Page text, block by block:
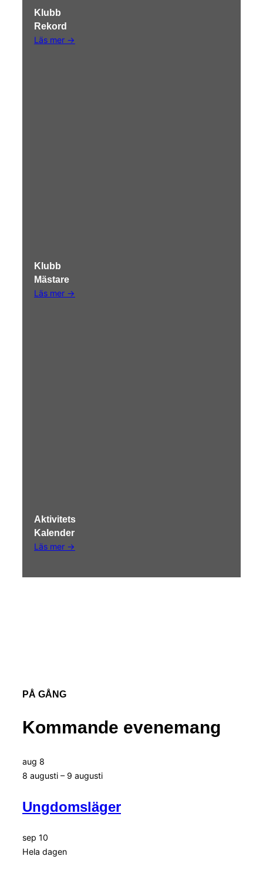
Klubb
Rekord
Läs mer →
Klubb
Mästare
Läs mer →
Aktivitets
Kalender
Läs mer →
PÅ GÅNG
Kommande evenemang
aug 8
8 augusti – 9 augusti
Ungdomsläger
sep 10
Hela dagen